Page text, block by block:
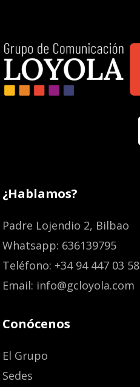
¿Hablamos?
Padre Lojendio 2, Bilbao
Whatsapp: 636139795
Teléfono: +34 94 447 03 58
Email: info@gcloyola.com
Conócenos
El Grupo
Sedes